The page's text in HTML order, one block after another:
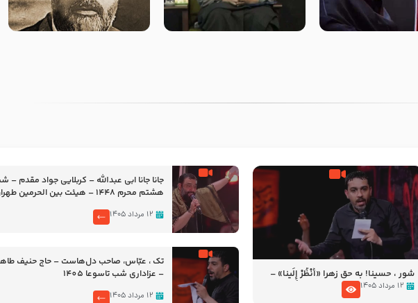
پاره های جگر امام
علیه السلام-حجت
لقب حضرت رقیه سلام الله علیها
به چه معناست – حجت الاسلام
روضه‌ی مجلس یزید ملعون و
اسارت اهل‌بیت علیهم‌السلام –
شور ، حسینا! به‌ حق زهرا «أُنْظُرْ إِلَینا» –
عزاداری شب هفتم ماه محرّم 1405
۱۲ مرداد ۱۴۰۵
جانا جانا ابی عبدالله – کربلایی جواد مقدم –
هشتم محرم 1448 – هیئت بین الحرمین طهران
۱۲ مرداد ۱۴۰۵
تک ، عبّاس، صاحب دل‌هاست – حاج حنیف
– عزاداری شب تاسوعا 1405
۱۲ مرداد ۱۴۰۵